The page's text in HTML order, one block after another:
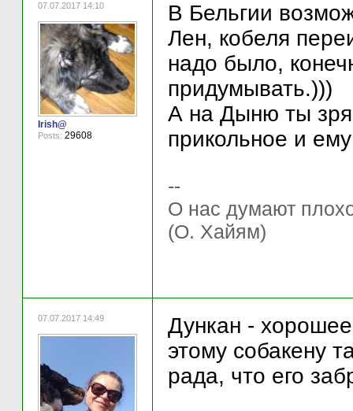
07.07.2017 14:10
Irish@
Posts: 29608
В Бельгии
Лен, кобеля
надо было,
придумывать.)))
А на Дыню ты
прикольное и
--
О нас думают
(О. Хайям)
07.07.2017 14:49
Дункан -
этому собакену
рада, что его